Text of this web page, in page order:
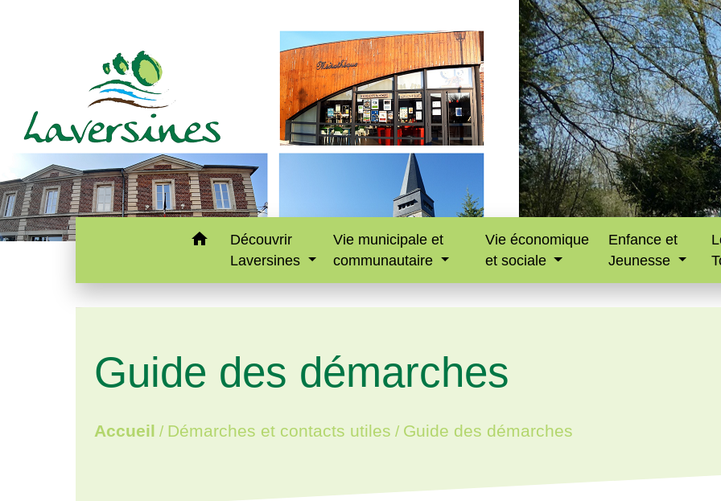
home
Découvrir
Laversines
Vie municipale et
communautaire
Vie économique
et sociale
Enfance et
Jeunesse
Guide des démarches
Accueil / Démarches et contacts utiles / Guide des démarches